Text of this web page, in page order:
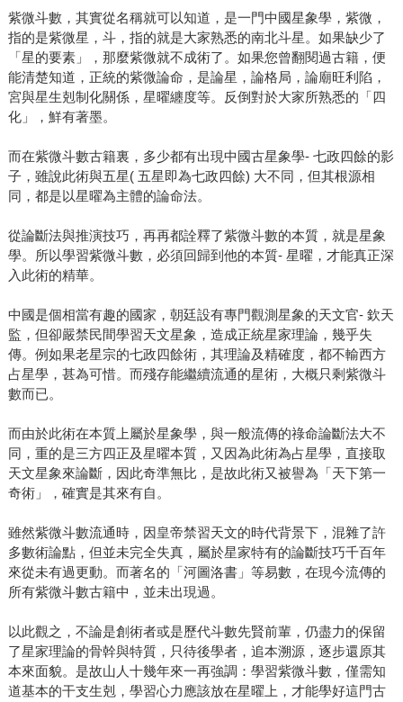
紫微斗數，其實從名稱就可以知道，是一門中國星象學，紫微，
指的是紫微星，斗，指的就是大家熟悉的南北斗星。如果缺少了
「星的要素」，那麼紫微就不成術了。如果您曾翻閱過古籍，便
能清楚知道，正統的紫微論命，是論星，論格局，論廟旺利陷，
宮與星生剋制化關係，星曜纏度等。反倒對於大家所熟悉的「四
化」，鮮有著墨。
而在紫微斗數古籍裏，多少都有出現中國古星象學- 七政四餘的影
子，雖說此術與五星( 五星即為七政四餘) 大不同，但其根源相
同，都是以星曜為主體的論命法。
從論斷法與推演技巧，再再都詮釋了紫微斗數的本質，就是星象
學。所以學習紫微斗數，必須回歸到他的本質- 星曜，才能真正深
入此術的精華。
中國是個相當有趣的國家，朝廷設有專門觀測星象的天文官- 欽天
監，但卻嚴禁民間學習天文星象，造成正統星家理論，幾乎失
傳。例如果老星宗的七政四餘術，其理論及精確度，都不輸西方
占星學，甚為可惜。而殘存能繼續流通的星術，大概只剩紫微斗
數而已。
而由於此術在本質上屬於星象學，與一般流傳的祿命論斷法大不
同，重的是三方四正及星曜本質，又因為此術為占星學，直接取
天文星象來論斷，因此奇準無比，是故此術又被譽為「天下第一
奇術」，確實是其來有自。
雖然紫微斗數流通時，因皇帝禁習天文的時代背景下，混雜了許
多數術論點，但並未完全失真，屬於星家特有的論斷技巧千百年
來從未有過更動。而著名的「河圖洛書」等易數，在現今流傳的
所有紫微斗數古籍中，並未出現過。
以此觀之，不論是創術者或是歷代斗數先賢前輩，仍盡力的保留
了星家理論的骨幹與特質，只待後學者，追本溯源，逐步還原其
本來面貌。是故山人十幾年來一再強調：學習紫微斗數，僅需知
道基本的干支生剋，學習心力應該放在星曜上，才能學好這門古